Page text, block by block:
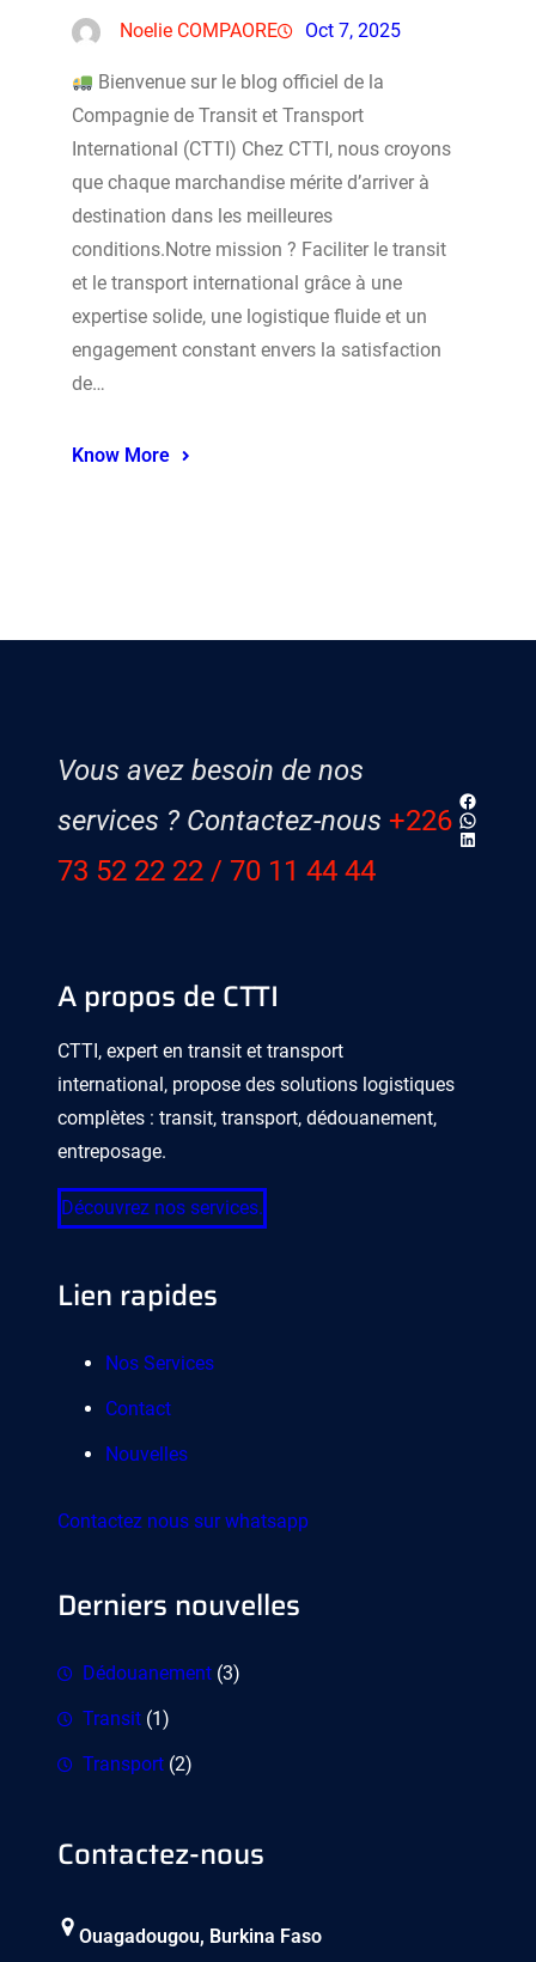
Noelie COMPAORE Oct 7, 2025
Bienvenue sur le blog officiel de la
Compagnie de Transit et Transport
International (CTTI) Chez CTTI, nous croyons
que chaque marchandise mérite d’arriver à
destination dans les meilleures
conditions.Notre mission ? Faciliter le transit
et le transport international grâce à une
expertise solide, une logistique fluide et un
engagement constant envers la satisfaction
de…
Know More
Vous avez besoin de nos
services ? Contactez-nous +226
73 52 22 22 / 70 11 44 44
LinkedIn
A propos de CTTI
CTTI, expert en transit et transport
international, propose des solutions logistiques
complètes : transit, transport, dédouanement,
entreposage.
Découvrez nos services.
Lien rapides
Nos Services
Contact
Nouvelles
Contactez nous sur whatsapp
Derniers nouvelles
Dédouanement (3)
Transit (1)
Transport (2)
Contactez-nous
Ouagadougou, Burkina Faso